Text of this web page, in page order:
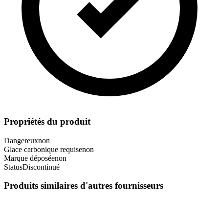
Propriétés du produit
Dangereuxnon
Glace carbonique requisenon
Marque déposéenon
StatusDiscontinué
Produits similaires d'autres fournisseurs